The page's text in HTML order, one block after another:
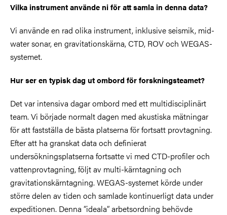
Vilka instrument använde ni för att samla in denna data?
Vi använde en rad olika instrument, inklusive seismik, mid-
water sonar, en gravitationskärna, CTD, ROV och WEGAS-
systemet.
Hur ser en typisk dag ut ombord för forskningsteamet?
Det var intensiva dagar ombord med ett multidisciplinärt
team. Vi började normalt dagen med akustiska mätningar
för att fastställa de bästa platserna för fortsatt provtagning.
Efter att ha granskat data och definierat
undersökningsplatserna fortsatte vi med CTD-profiler och
vattenprovtagning, följt av multi-kärntagning och
gravitationskärntagning. WEGAS-systemet körde under
större delen av tiden och samlade kontinuerligt data under
expeditionen. Denna ”ideala” arbetsordning behövde